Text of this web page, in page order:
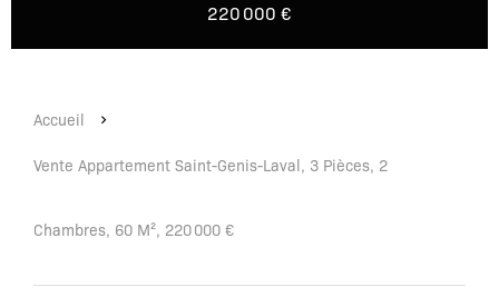
220 000 €
Accueil
Vente Appartement Saint-Genis-Laval, 3 Pièces, 2
Chambres, 60 M², 220 000 €